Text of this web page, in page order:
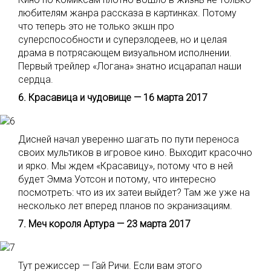
любителям жанра рассказа в картинках. Потому
что теперь это не только экшн про
суперспособности и суперзлодеев, но и целая
драма в потрясающем визуальном исполнении.
Первый трейлер «Логана» знатно исцарапал наши
сердца.
6. Красавица и чудовище — 16 марта 2017
Дисней начал уверенно шагать по пути переноса
своих мультиков в игровое кино. Выходит красочно
и ярко. Мы ждем «Красавицу», потому что в ней
будет Эмма Уотсон и потому, что интересно
посмотреть: что из их затеи выйдет? Там же уже на
несколько лет вперед планов по экранизациям.
7. Меч короля Артура — 23 марта 2017
Тут режиссер — Гай Ричи. Если вам этого